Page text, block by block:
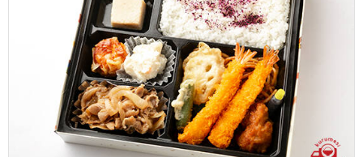
ご利用シーン：法事・お葬式 ›法事
奈良県天理市石上町2026/01/26